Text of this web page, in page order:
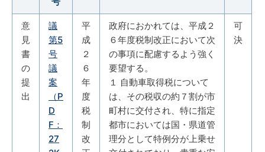
意
見
書
の
提
出
議
第5
号
議
案
（P
D
F：
27
平
成
２
６
年
度
税
制
改
政府におかれては、平成２
６年度税制改正において次
の事項に配慮するよう強く
要望する。
１ 自動車取得税について
は、その税収の約７割が市
町村に交付され、特に指定
都市においては国・県道管
理分として特例分が上乗せ
可
決